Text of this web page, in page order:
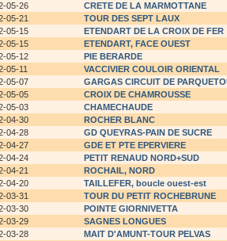
05-26
CRETE DE LA MARMOTTANE
05-21
TOUR DES SEPT LAUX
05-15
ETENDART DE LA CROIX DE FER
05-15
ETENDART, FACE OUEST
05-12
PIE BERARDE
05-11
VACCIVIER COULOIR ORIENTAL
05-07
GARGAS CIRCUIT DE
05-05
CROIX DE CHAMROUSSE
05-03
CHAMECHAUDE
04-30
ROCHER BLANC
04-28
GD QUEYRAS-PAIN DE SUCRE
04-27
GDE ET PTE EPERVIERE
04-24
PETIT RENAUD NORD+SUD
04-21
ROCHAIL, NORD
04-20
TAILLEFER, boucle ouest-est
03-31
TOUR DU PETIT ROCHEBRUNE
03-30
POINTE GIORNIVETTA
03-29
SAGNES LONGUES
03-28
MAIT D'AMUNT-TOUR PELVAS